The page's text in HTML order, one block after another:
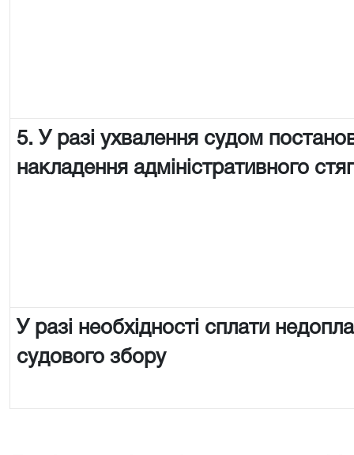
5. У разі ухвалення судом
накладення адміністративного
У разі необхідності сплати
судового збору